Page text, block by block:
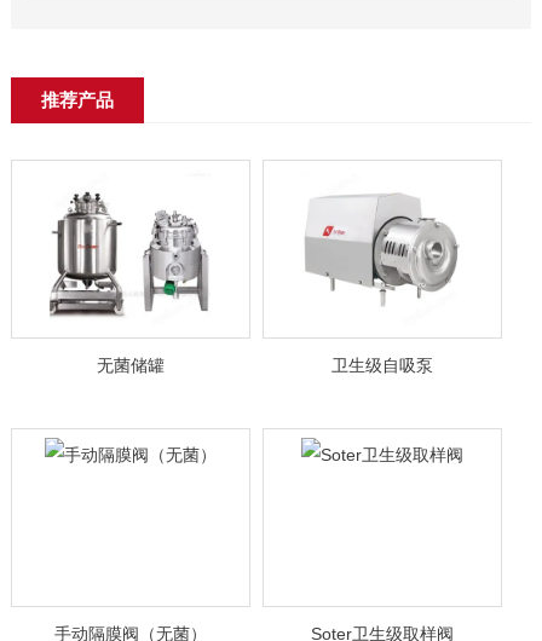
推荐产品
无菌储罐 卫生级自吸泵
手动隔膜阀（无菌） Soter卫生级取样阀